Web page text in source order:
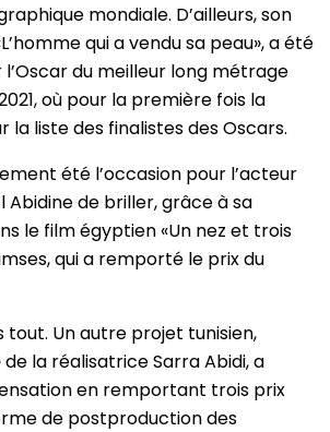
mondiale. D’ailleurs, son
qui a vendu sa peau», a été
du meilleur long métrage
où pour la première fois la
la liste des finalistes des Oscars.
été l’occasion pour l’acteur
Abidine de briller, grâce à sa
le film égyptien «Un nez et trois
qui a remporté le prix du
tout. Un autre projet tunisien,
de la réalisatrice Sarra Abidi, a
en remportant trois prix
de postproduction des